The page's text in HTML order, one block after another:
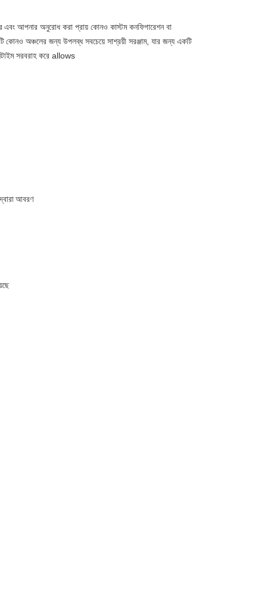
এবং আপনার অনুরোধ করা প্রায় কোনও কাস্টম কনফিগারেশন বা
কোনও অঞ্চলের জন্য উপলব্ধ সবচেয়ে সাশ্রয়ী সরঞ্জাম, যার জন্য একটি
সরবরাহ করে allows
দ্বারা আবরণ